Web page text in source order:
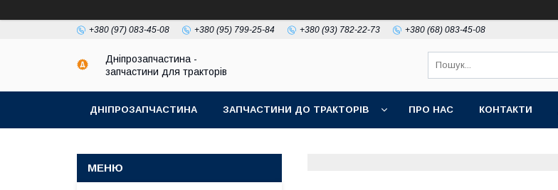
+380 (97) 083-45-08 +380 (95) 799-25-84 +380 (93) 782-22-73 +380 (68) 083-45-08
Дніпрозапчастина -
запчастини для тракторів
ДНІПРОЗАПЧАСТИНА ЗАПЧАСТИНИ ДО ТРАКТОРІВ ПРО НАС КОНТАКТИ